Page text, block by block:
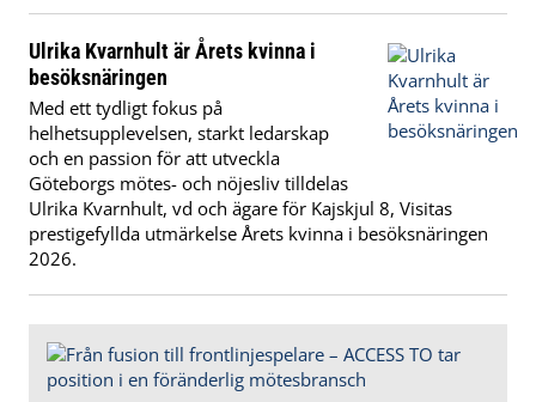
Ulrika Kvarnhult är Årets kvinna i
besöksnäringen
Med ett tydligt fokus på
helhetsupplevelsen, starkt ledarskap
och en passion för att utveckla
Göteborgs mötes- och nöjesliv tilldelas
Ulrika Kvarnhult, vd och ägare för Kajskjul 8, Visitas
prestigefyllda utmärkelse Årets kvinna i besöksnäringen
2026.